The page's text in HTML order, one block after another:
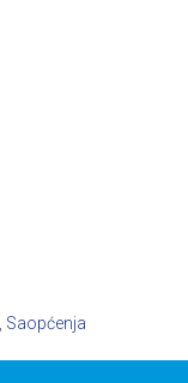
Saopćenja